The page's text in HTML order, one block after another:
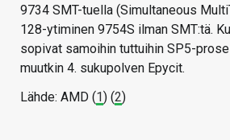
9734 SMT-tuella (Simultaneous
128-ytiminen 9754S ilman SMT:tä.
sopivat samoihin tuttuihin SP5-
muutkin 4. sukupolven Epycit.
Lähde: AMD (1) (2)